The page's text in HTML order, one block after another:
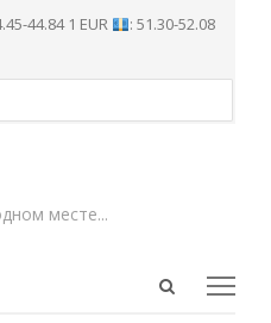
44.84 1 EUR
: 51.30-52.08
месте...
Open